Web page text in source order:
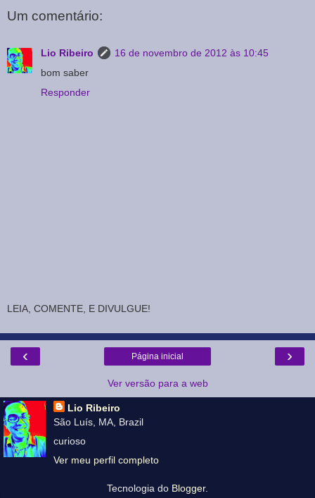
Um comentário:
Lio Ribeiro
16 de novembro de 2012 às 10:45
bom saber
Responder
LEIA, COMENTE, E DIVULGUE!
‹ ›
Página inicial
Ver versão para a web
Lio Ribeiro
São Luís, MA, Brazil
curioso
Ver meu perfil completo
Tecnologia do Blogger.